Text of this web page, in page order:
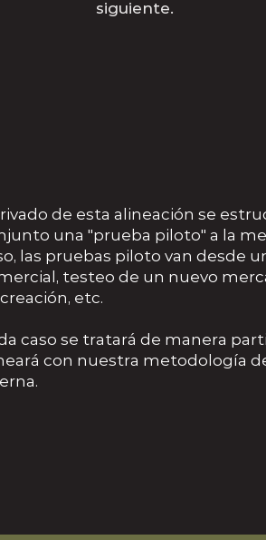
siguiente.
de esta alineación se
una "prueba piloto" a la
las pruebas piloto van desde
testeo de un nuevo
etc.
caso se tratará de manera
con nuestra metodología